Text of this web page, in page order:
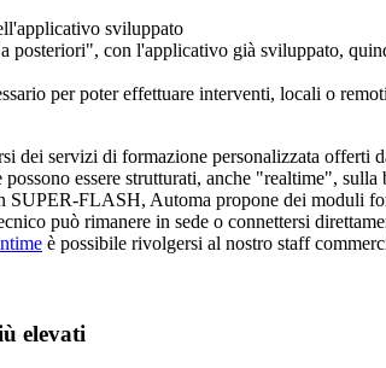
sviluppato
posteriori", con l'applicativo già sviluppato,
per poter effettuare interventi, locali o
dei servizi di formazione personalizzata offerti
essere strutturati, anche "realtime", sulla
SUPER-FLASH, Automa propone dei moduli
può rimanere in sede o connettersi
è possibile rivolgersi al nostro staff
elevati